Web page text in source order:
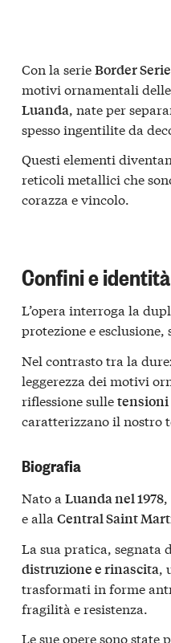
Con la serieBorder
motivi ornamentali
Luanda, nate per
spesso ingentilite da
Questi elementi
reticoli metallici che
corazza e vincolo.
Confini e identità
L’opera interroga la
protezione e
Nel contrasto tra la
leggerezza dei motivi
riflessione sulletensioni
caratterizzano il nostro
Biografia
Nato a Luanda nel 1978
e alla Central Saint
La sua pratica, segnata
distruzione e rinascita
trasformati in forme
fragilità e resistenza.
Le sue opere sono state